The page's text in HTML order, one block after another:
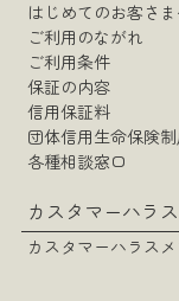
はじめてのお客さ
ご利用のながれ
ご利用条件
保証の内容
信用保証料
団体信用生命保険
各種相談窓口